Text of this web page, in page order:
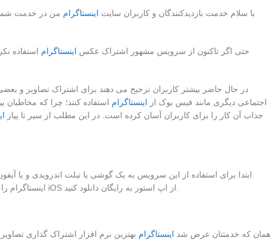
با سلام خدمت بازدیدکنندگان و کاربران سایت اینستاگرام من در خدمت شما
حتی اگر تاکنون از سرویس مشهور اشتراک عکس اینستاگرام استفاده
در حال حاضر بیشتر کاربران ترجیح می دهند برای اشتراک تصاویر و
اجتماعی دیگری مانند فیس بوک از اینستاگرام استفاده کنند؛ چرا که
جذاب آن کار را برای کاربران آسان کرده است. در این مطلب از سیر تا پیاز
ابتدا برای استفاده از این سرویس به یک گوشی یا تبلت اندرویدی و یا
همان که خدمتتان عرض شد اینستاگرام بهترین نرم افزار اشتراک گذاری